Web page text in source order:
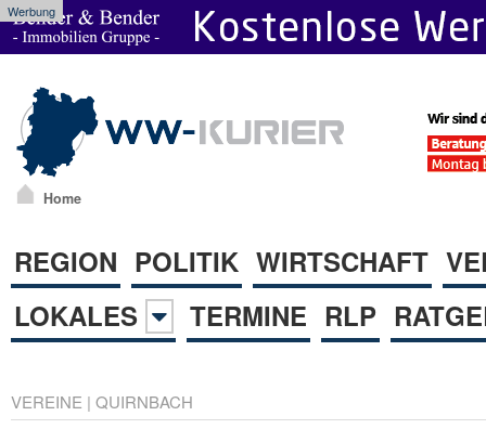
Werbung
Home
REGION POLITIK WIRTSCHAFT
LOKALES
TERMINE RLP
VEREINE | QUIRNBACH